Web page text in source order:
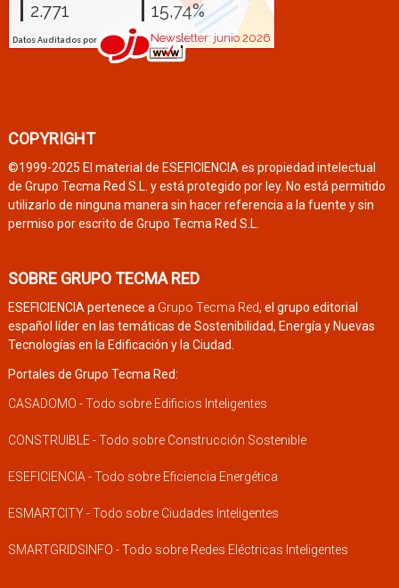
COPYRIGHT
©1999-2025 El material de ESEFICIENCIA es propiedad intelectual
de Grupo Tecma Red S.L. y está protegido por ley. No está permitido
utilizarlo de ninguna manera sin hacer referencia a la fuente y sin
permiso por escrito de Grupo Tecma Red S.L.
SOBRE GRUPO TECMA RED
ESEFICIENCIA pertenece a Grupo Tecma Red, el grupo editorial
español líder en las temáticas de Sostenibilidad, Energía y Nuevas
Tecnologías en la Edificación y la Ciudad.
Portales de Grupo Tecma Red:
CASADOMO - Todo sobre Edificios Inteligentes
CONSTRUIBLE - Todo sobre Construcción Sostenible
ESEFICIENCIA - Todo sobre Eficiencia Energética
ESMARTCITY - Todo sobre Ciudades Inteligentes
SMARTGRIDSINFO - Todo sobre Redes Eléctricas Inteligentes